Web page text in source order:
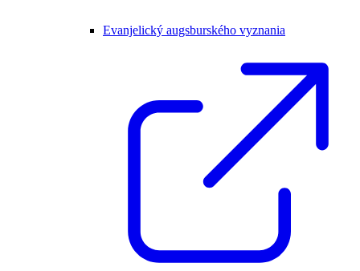
Evanjelický augsburského vyznania